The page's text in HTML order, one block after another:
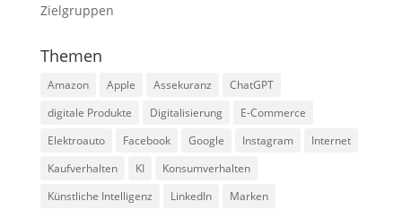
Zielgruppen
Themen
Amazon Apple Assekuranz
ChatGPT
digitale Produkte
Digitalisierung
E-Commerce
Elektroauto
Facebook Google Instagram
Internet
Kaufverhalten
KI
Konsumverhalten
Künstliche Intelligenz
LinkedIn
Marken